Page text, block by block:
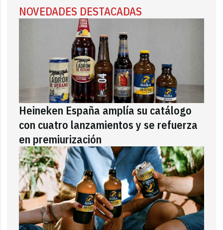
NOVEDADES DESTACADAS
Heineken España amplía su catálogo
con cuatro lanzamientos y se refuerza
en premiurización